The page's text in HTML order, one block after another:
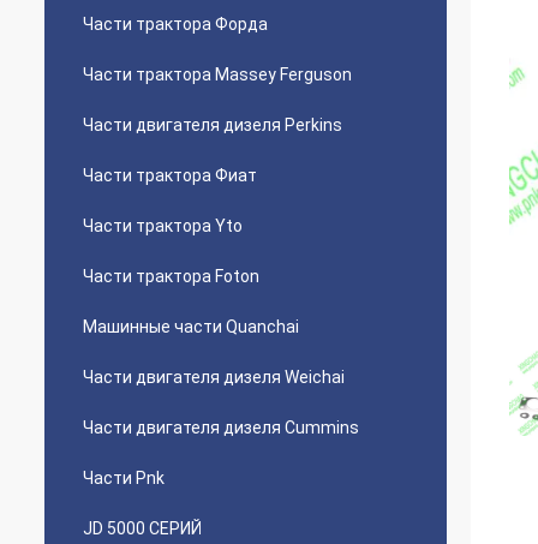
Части трактора Форда
Части трактора Massey Ferguson
Части двигателя дизеля Perkins
Части трактора Фиат
Части трактора Yto
Части трактора Foton
Машинные части Quanchai
Части двигателя дизеля Weichai
Части двигателя дизеля Cummins
Части Pnk
JD 5000 СЕРИЙ